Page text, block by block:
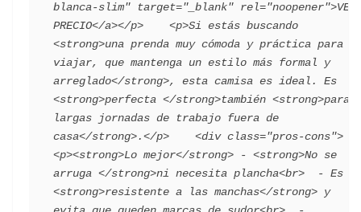
blanca-slim" target="_blank" rel="noopener">VER
PRECIO</a></p>    <p>Si estás buscando
<strong>una prenda muy cómoda y práctica para
viajar, que mantenga un estilo más formal y
arreglado</strong>, esta camisa es ideal. Es
<strong>perfecta </strong>también <strong>para
largas jornadas de trabajo fuera de
casa</strong>.</p>    <div class="pros-cons">
<p><strong>Lo mejor</strong> - <strong>No se
arruga </strong>ni necesita plancha<br>  - Es
<strong>resistente a las manchas</strong> y